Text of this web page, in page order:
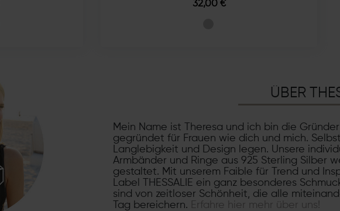
32,00 €
ÜBER
Mein Name ist Theresa und ich bin die
gegründet für Frauen wie dich und mich.
Langlebigkeit und Design legen. Unsere
Armbänder und Ringe aus 925 Sterling Silber
gestaltet. Mit unserem Faible für Trend und
Label THESSALIE ein ganz besonderes
sind von zeitloser Schönheit, die alle
Tag bereichern. Erfahre hier mehr über uns!